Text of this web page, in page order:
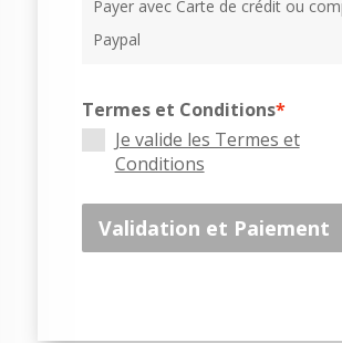
Payer avec Carte de crédit ou
Paypal
Termes et Conditions*
Je valide les Termes et
Conditions
Validation et Paiement